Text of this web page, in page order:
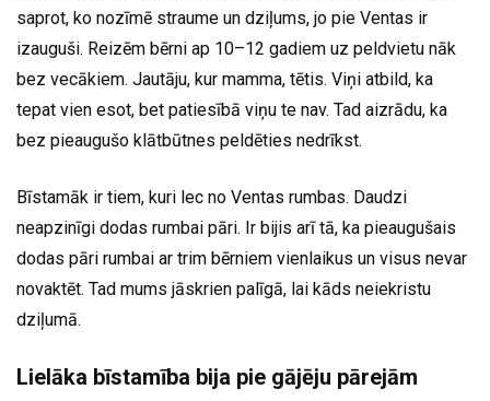
saprot, ko nozīmē straume un dziļums, jo pie Ventas ir
izauguši. Reizēm bērni ap 10–12 gadiem uz peldvietu nāk
bez vecākiem. Jautāju, kur mamma, tētis. Viņi atbild, ka
tepat vien esot, bet patiesībā viņu te nav. Tad aizrādu, ka
bez pieaugušo klātbūtnes peldēties nedrīkst.
Bīstamāk ir tiem, kuri lec no Ventas rumbas. Daudzi
neapzinīgi dodas rumbai pāri. Ir bijis arī tā, ka pieaugušais
dodas pāri rumbai ar trim bērniem vienlaikus un visus nevar
novaktēt. Tad mums jāskrien palīgā, lai kāds neiekristu
dziļumā.
Lielāka bīstamība bija pie gājēju pārejām